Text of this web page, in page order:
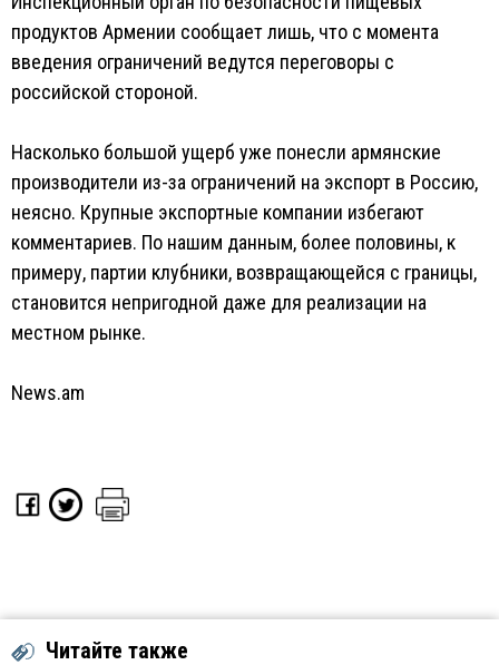
продуктов Армении сообщает лишь, что с момента
введения ограничений ведутся переговоры с
российской стороной.
Насколько большой ущерб уже понесли армянские
производители из-за ограничений на экспорт в Россию,
неясно. Крупные экспортные компании избегают
комментариев. По нашим данным, более половины, к
примеру, партии клубники, возвращающейся с границы,
становится непригодной даже для реализации на
местном рынке.
News.am
Читайте также